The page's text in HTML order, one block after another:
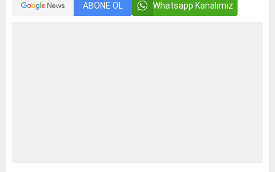
ABONE OL Whatsapp Kanalımız